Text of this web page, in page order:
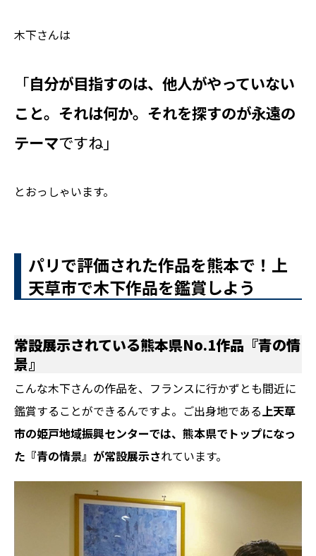
木下さんは
「自分が目指すのは、他人がやっていない
こと。それは何か。それを探すのが永遠の
テーマですね」
とおっしゃいます。
パリで評価された作品を熊本で！上
天草市で木下作品を鑑賞しよう
常設展示されている熊本県No.1作品『青の情
景』
こんな木下さんの作品を、フランスに行かずとも間近に
鑑賞することができるんですよ。ご出身地である上天草
市の姫戸地域振興センターでは、熊本県でトップになっ
た『青の情景』が常設展示されています。